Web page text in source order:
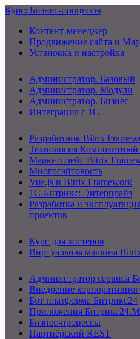
Курс: Бизнес-процессы
Контент-менеджер
Продвижение сайта и
Установка и настройка
Администратор. Базовый
Администратор. Модули
Администратор. Бизнес
Интеграция с 1С
Разработчик Bitrix
Технология Композитный
Маркетплейс Bitrix
Многосайтовость
Vue.js и Bitrix Framework
1С-Битрикс: Энтерпрайз
Разработка и
проектов
Курс для хостеров
Виртуальная машина
Администратор сервиса
Внедрение
Бот платформа Битрикс24
Приложения
Бизнес-процессы
Партнёрский REST